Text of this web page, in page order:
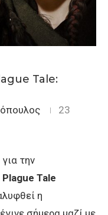
Tale:
23
την
Plague Tale
η